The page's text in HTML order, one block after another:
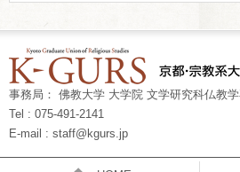
事務局： 佛教大学 大学院 文学研究科仏教
Tel : 075-491-2141
E-mail : staff@kgurs.jp